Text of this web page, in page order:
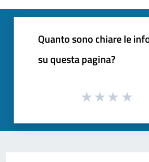
Quanto sono chiare le
su questa pagina?